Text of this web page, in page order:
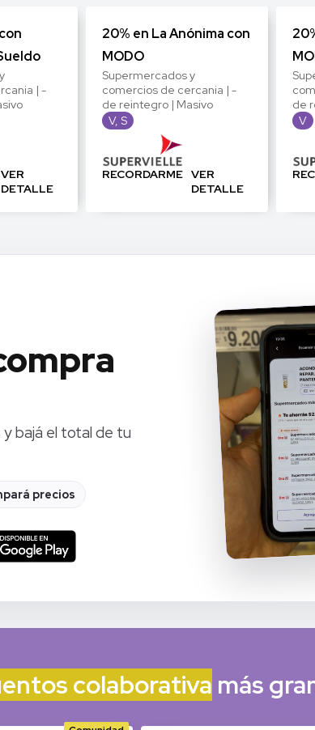
| -
VER
DETALLE
20% en La Anónima con
MODO
Supermercados y
comercios de cercania | -
de reintegro | Masivo
V, S
RECORDARME VER
DETALLE
de
V
bajá el total de tu
precios
colaborativa más